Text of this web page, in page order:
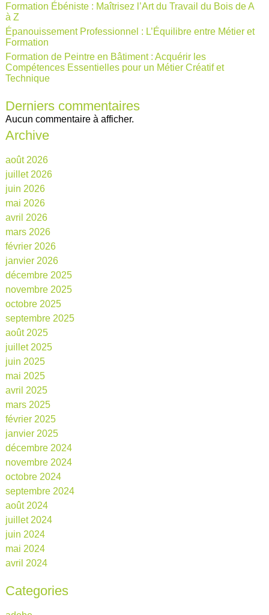
Formation Ébéniste : Maîtrisez l’Art du Travail du Bois de A
à Z
Épanouissement Professionnel : L’Équilibre entre Métier et
Formation
Formation de Peintre en Bâtiment : Acquérir les
Compétences Essentielles pour un Métier Créatif et
Technique
Derniers commentaires
Aucun commentaire à afficher.
Archive
août 2026
juillet 2026
juin 2026
mai 2026
avril 2026
mars 2026
février 2026
janvier 2026
décembre 2025
novembre 2025
octobre 2025
septembre 2025
août 2025
juillet 2025
juin 2025
mai 2025
avril 2025
mars 2025
février 2025
janvier 2025
décembre 2024
novembre 2024
octobre 2024
septembre 2024
août 2024
juillet 2024
juin 2024
mai 2024
avril 2024
Categories